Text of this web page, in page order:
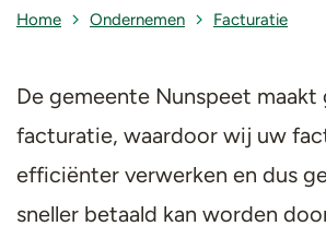
Home Ondernemen Facturatie
De gemeente Nunspeet maakt
facturatie, waardoor wij uw
efficiënter verwerken en dus
sneller betaald kan worden